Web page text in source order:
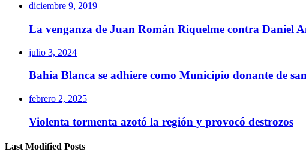
diciembre 9, 2019
La venganza de Juan Román Riquelme contra Daniel
julio 3, 2024
Bahía Blanca se adhiere como Municipio donante de
febrero 2, 2025
Violenta tormenta azotó la región y provocó destrozos
Last Modified Posts